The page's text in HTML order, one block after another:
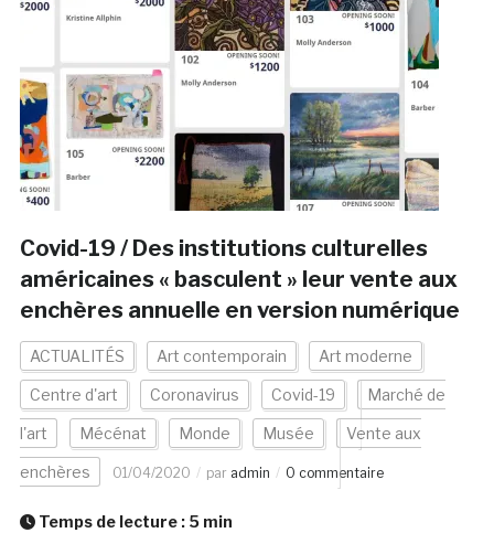
Covid-19 / Des institutions culturelles
américaines « basculent » leur vente aux
enchères annuelle en version numérique
ACTUALITÉS Art contemporain Art moderne
Centre d'art Coronavirus Covid-19 Marché de
l'art Mécénat Monde Musée Vente aux
enchères 01/04/2020 par admin 0 commentaire
Temps de lecture : 5 min